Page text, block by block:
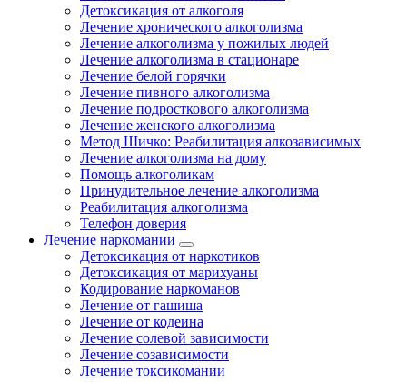
Детоксикация от алкоголя
Лечение хронического алкоголизма
Лечение алкоголизма у пожилых людей
Лечение алкоголизма в стационаре
Лечение белой горячки
Лечение пивного алкоголизма
Лечение подросткового алкоголизма
Лечение женского алкоголизма
Метод Шичко: Реабилитация алкозависимых
Лечение алкоголизма на дому
Помощь алкоголикам
Принудительное лечение алкоголизма
Реабилитация алкоголизма
Телефон доверия
Лечение наркомании
Детоксикация от наркотиков
Детоксикация от марихуаны
Кодирование наркоманов
Лечение от гашиша
Лечение от кодеина
Лечение солевой зависимости
Лечение созависимости
Лечение токсикомании